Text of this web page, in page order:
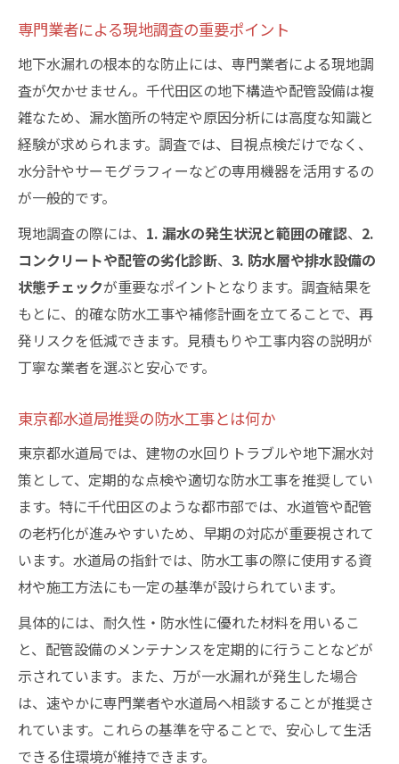
専門業者による現地調査の重要ポイント
地下水漏れの根本的な防止には、専門業者による現地調
査が欠かせません。千代田区の地下構造や配管設備は複
雑なため、漏水箇所の特定や原因分析には高度な知識と
経験が求められます。調査では、目視点検だけでなく、
水分計やサーモグラフィーなどの専用機器を活用するの
が一般的です。
現地調査の際には、 1. 漏水の発生状況と範囲の確認、 2.
コンクリートや配管の劣化診断、 3. 防水層や排水設備の
状態チェックが重要なポイントとなります。調査結果を
もとに、的確な防水工事や補修計画を立てることで、再
発リスクを低減できます。見積もりや工事内容の説明が
丁寧な業者を選ぶと安心です。
東京都水道局推奨の防水工事とは何か
東京都水道局では、建物の水回りトラブルや地下漏水対
策として、定期的な点検や適切な防水工事を推奨してい
ます。特に千代田区のような都市部では、水道管や配管
の老朽化が進みやすいため、早期の対応が重要視されて
います。水道局の指針では、防水工事の際に使用する資
材や施工方法にも一定の基準が設けられています。
具体的には、耐久性・防水性に優れた材料を用いるこ
と、配管設備のメンテナンスを定期的に行うことなどが
示されています。また、万が一水漏れが発生した場合
は、速やかに専門業者や水道局へ相談することが推奨さ
れています。これらの基準を守ることで、安心して生活
できる住環境が維持できます。